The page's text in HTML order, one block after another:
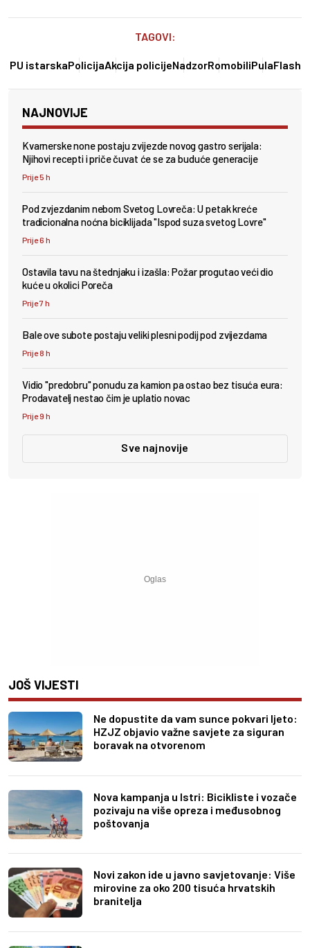
TAGOVI:
PU istarskaPolicijaAkcija policijeNadzorRomobiliPulaFlash
NAJNOVIJE
Kvarnerske none postaju zvijezde novog gastro serijala:
Njihovi recepti i priče čuvat će se za buduće generacije
Prije 5 h
Pod zvjezdanim nebom Svetog Lovreča: U petak kreće
tradicionalna noćna biciklijada "Ispod suza svetog Lovre"
Prije 6 h
Ostavila tavu na štednjaku i izašla: Požar progutao veći dio
kuće u okolici Poreča
Prije 7 h
Bale ove subote postaju veliki plesni podij pod zvijezdama
Prije 8 h
Vidio "predobru" ponudu za kamion pa ostao bez tisuća eura:
Prodavatelj nestao čim je uplatio novac
Prije 9 h
Sve najnovije
JOŠ VIJESTI
Ne dopustite da vam sunce pokvari ljeto:
HZJZ objavio važne savjete za siguran
boravak na otvorenom
Nova kampanja u Istri: Bicikliste i vozače
pozivaju na više opreza i međusobnog
poštovanja
Novi zakon ide u javno savjetovanje: Više
mirovine za oko 200 tisuća hrvatskih
branitelja